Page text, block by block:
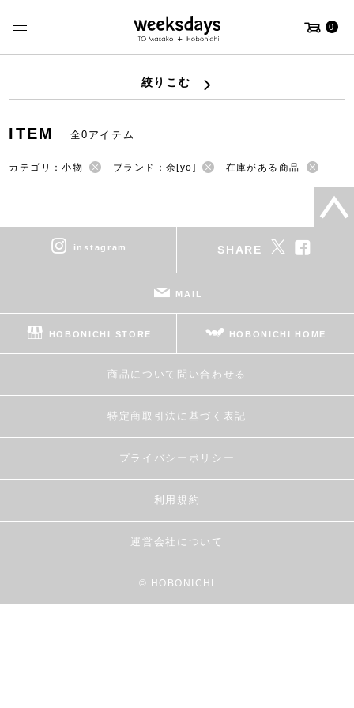
0
絞りこむ
ITEM 全0アイテム
カテゴリ：小物 ブランド：余[yo] 在庫がある商品
instagram SHARE
MAIL
HOBONICHI STORE HOBONICHI HOME
商品について問い合わせる
特定商取引法に基づく表記
プライバシーポリシー
利用規約
運営会社について
© HOBONICHI